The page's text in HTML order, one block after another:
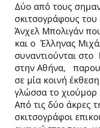
Δύο από τους
σκιτσογράφους
Άνχελ Μπολιγάν
και ο Έλληνας
συναντιούνται στο
στην Αθήνα,
σε μία κοινή
γλώσσα το χιούμορ
Από τις δύο άκρες
σκιτσογράφοι